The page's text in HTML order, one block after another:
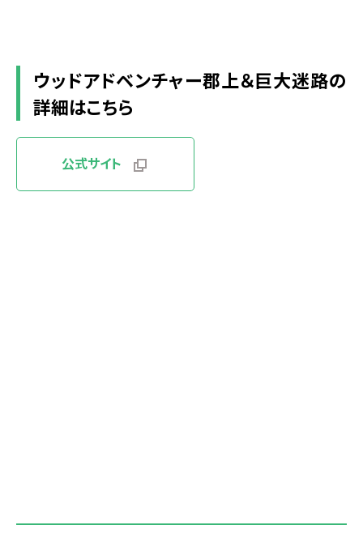
ウッドアドベンチャー郡上＆巨大迷路の
詳細はこちら
公式サイト